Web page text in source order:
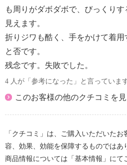
＜サンドベージュ、ダークネイ
擦による色落ち、色移り注意
＜サンドベージュ、ダークネイ
材の特性上、多少の縮みあり
＜サンドベージュ、ダークネイ
ット使用
＜サンドベージュ、ダークネイ
【原産国（地）】
・中国製
も周りがダボダボで、びっくり
見えます。
折りジワも酷く、手をかけて着
と否です。
残念です。失敗でした。
4 人が「参考になった」と言っていま
このお客様の他のクチコミを
「クチコミ」は、ご購入いただいた
容、効果、効能を保障するものではあ
商品情報については「基本情報」にて